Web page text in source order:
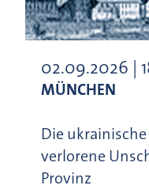
02.09.2026 |
MÜNCHEN
Die
verlorene
Provinz